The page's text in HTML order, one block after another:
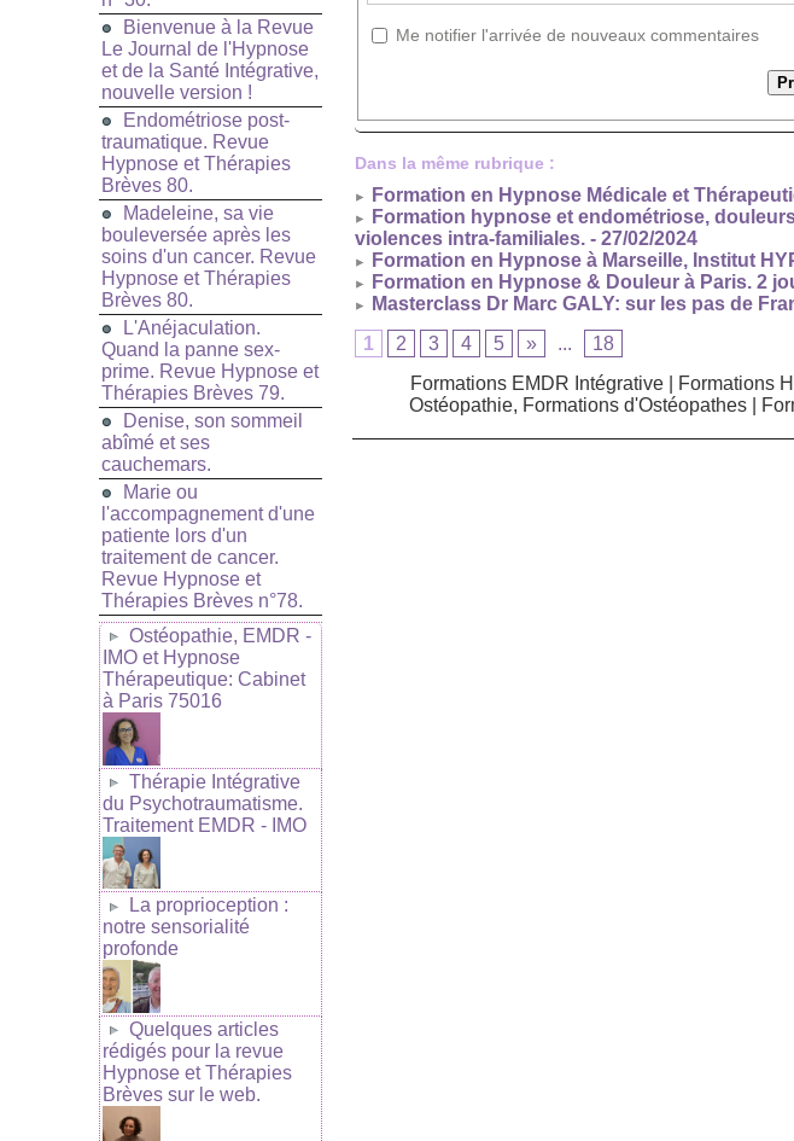
Bienvenue à la Revue
Le Journal de l'Hypnose
et de la Santé Intégrative,
nouvelle version !
Endométriose post-
traumatique. Revue
Hypnose et Thérapies
Brèves 80.
Madeleine, sa vie
bouleversée après les
soins d'un cancer. Revue
Hypnose et Thérapies
Brèves 80.
L'Anéjaculation.
Quand la panne sex-
prime. Revue Hypnose et
Thérapies Brèves 79.
Denise, son sommeil
abîmé et ses
cauchemars.
Marie ou
l'accompagnement d'une
patiente lors d'un
traitement de cancer.
Revue Hypnose et
Thérapies Brèves n°78.
Ostéopathie, EMDR -
IMO et Hypnose
Thérapeutique: Cabinet
à Paris 75016
Thérapie Intégrative
du Psychotraumatisme.
Traitement EMDR - IMO
La proprioception :
notre sensorialité
profonde
Quelques articles
rédigés pour la revue
Hypnose et Thérapies
Brèves sur le web.
Me notifier l'arrivée de nouveaux commentaires
Dans la même rubrique :
Formation en Hypnose Médicale et
Formation hypnose et endométriose,
violences intra-familiales. - 27/02/2024
Formation en Hypnose à Marseille, Institut
Formation en Hypnose & Douleur à Paris. 2
Masterclass Dr Marc GALY: sur les pas de
1
2 3 4 5 » ...
18
Formations EMDR Intégrative
Formations
Ostéopathie, Formations d'Ostéopathes